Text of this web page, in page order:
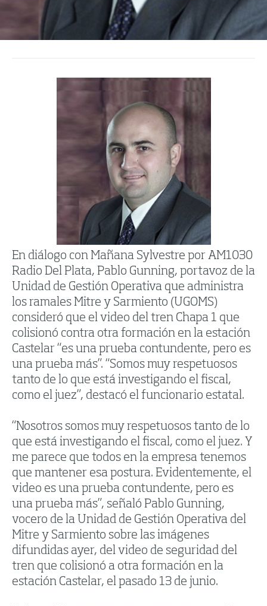
En diálogo con Mañana Sylvestre por AM1030
Radio Del Plata, Pablo Gunning, portavoz de la
Unidad de Gestión Operativa que administra
los ramales Mitre y Sarmiento (UGOMS)
consideró que el video del tren Chapa 1 que
colisionó contra otra formación en la estación
Castelar “es una prueba contundente, pero es
una prueba más”. “Somos muy respetuosos
tanto de lo que está investigando el fiscal,
como el juez”, destacó el funcionario estatal.
“Nosotros somos muy respetuosos tanto de lo
que está investigando el fiscal, como el juez. Y
me parece que todos en la empresa tenemos
que mantener esa postura. Evidentemente, el
video es una prueba contundente, pero es
una prueba más”, señaló Pablo Gunning,
vocero de la Unidad de Gestión Operativa del
Mitre y Sarmiento sobre las imágenes
difundidas ayer, del video de seguridad del
tren que colisionó a otra formación en la
estación Castelar, el pasado 13 de junio.